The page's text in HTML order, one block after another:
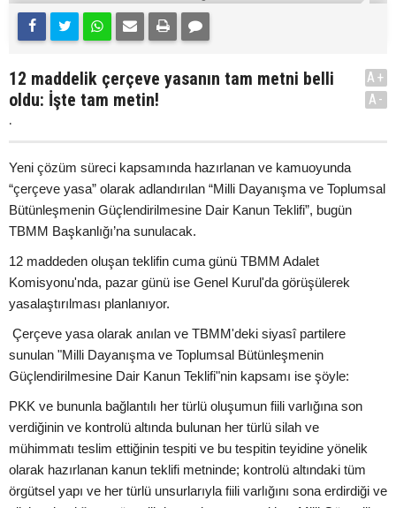
12 maddelik çerçeve yasanın tam metni belli
oldu: İşte tam metin!
.
A+
A-
Yeni çözüm süreci kapsamında hazırlanan ve kamuoyunda
“çerçeve yasa” olarak adlandırılan “Milli Dayanışma ve Toplumsal
Bütünleşmenin Güçlendirilmesine Dair Kanun Teklifi”, bugün
TBMM Başkanlığı’na sunulacak.
12 maddeden oluşan teklifin cuma günü TBMM Adalet
Komisyonu'nda, pazar günü ise Genel Kurul'da görüşülerek
yasalaştırılması planlanıyor.
Çerçeve yasa olarak anılan ve TBMM'deki siyasî partilere
sunulan "Milli Dayanışma ve Toplumsal Bütünleşmenin
Güçlendirilmesine Dair Kanun Teklifi"nin kapsamı ise şöyle:
PKK ve bununla bağlantılı her türlü oluşumun fiili varlığına son
verdiğinin ve kontrolü altında bulunan her türlü silah ve
mühimmatı teslim ettiğinin tespiti ve bu tespitin teyidine yönelik
olarak hazırlanan kanun teklifi metninde; kontrolü altındaki tüm
örgütsel yapı ve her türlü unsurlarıyla fiili varlığını sona erdirdiği ve